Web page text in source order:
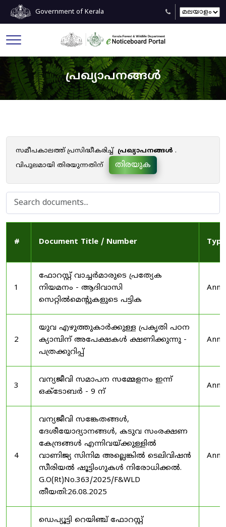
Government of Kerala
പ്രഖ്യാപനങ്ങൾ
സമീപകാലത്ത് പ്രസിദ്ധീകരിച്ച് പ്രഖ്യാപനങ്ങൾ .
വിപുലമായി തിരയുന്നതിന്
തിരയുക
# Document Title / Number Type
1
ഫോറസ്റ്റ് വാച്ചർമാരുടെ പ്രത്യേക
നിയമനം - ആദിവാസി
സെറ്റിൽമെന്റുകളുടെ പട്ടിക
2
യുവ എഴുത്തുകാർക്കുള്ള പ്രകൃതി പഠന
ക്യാമ്പിന് അപേക്ഷകൾ ക്ഷണിക്കുന്നു -
പത്രക്കുറിപ്പ്
3
വന്യജീവി സമാപന സമ്മേളനം ഇന്ന്
ഒക്ടോബർ - 9 ന്
4
വന്യജീവി സങ്കേതങ്ങൾ,
ദേശീയോദ്യാനങ്ങൾ, കടുവ സംരക്ഷണ
കേന്ദ്രങ്ങൾ എന്നിവയ്ക്കുള്ളിൽ
വാണിജ്യ സിനിമ അല്ലെങ്കിൽ ടെലിവിഷൻ
സീരിയൽ ഷൂട്ടിംഗുകൾ നിരോധിക്കൽ.
G.O(Rt)No.363/2025/F&WLD
തീയതി:26.08.2025
ഡെപ്യൂട്ടി റെയിഞ്ച് ഫോറസ്റ്റ്